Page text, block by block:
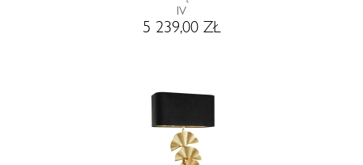
IV
5 239,00 ZŁ